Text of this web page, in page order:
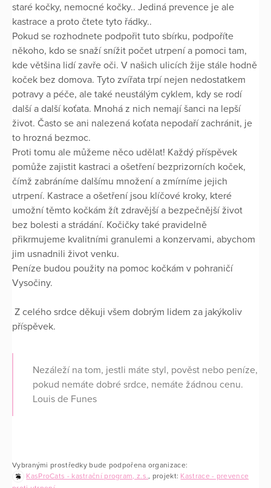
staré kočky, nemocné kočky.. Jediná prevence je ale
kastrace a proto čtete tyto řádky..
Pokud se rozhodnete podpořit tuto sbírku, podpoříte
někoho, kdo se snaží snížit počet utrpení a pomoci tam,
kde většina lidí zavře oči. V našich ulicích žije stále hodně
koček bez domova. Tyto zvířata trpí nejen nedostatkem
potravy a péče, ale také neustálým cyklem, kdy se rodí
další a další koťata. Mnohá z nich nemají šanci na lepší
život. Často se ani nalezená koťata nepodaří zachránit, je
to hrozná bezmoc.
Proti tomu ale můžeme něco udělat! Každý příspěvek
pomůže zajistit kastraci a ošetření bezprizorních koček,
čímž zabráníme dalšímu množení a zmírníme jejich
utrpení. Kastrace a ošetření jsou klíčové kroky, které
umožní těmto kočkám žít zdravější a bezpečnější život
bez bolesti a strádání. Kočičky také pravidelně
přikrmujeme kvalitními granulemi a konzervami, abychom
jim usnadnili život venku.
Peníze budou použity na pomoc kočkám v pohraničí
Vysočiny.
Z celého srdce děkuji všem dobrým lidem za jakýkoliv
příspěvek.
Nezáleží na tom, jestli máte styl, pověst nebo peníze,
pokud nemáte dobré srdce, nemáte žádnou cenu.
Louis de Funes
Vybranými prostředky bude podpořena organizace:
KasProCats - kastrační program, z.s., projekt: Kastrace - prevence